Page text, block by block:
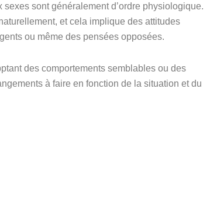
sont généralement d’ordre physiologique.
et cela implique des attitudes
ou même des pensées opposées.
des comportements semblables ou des
à faire en fonction de la situation et du